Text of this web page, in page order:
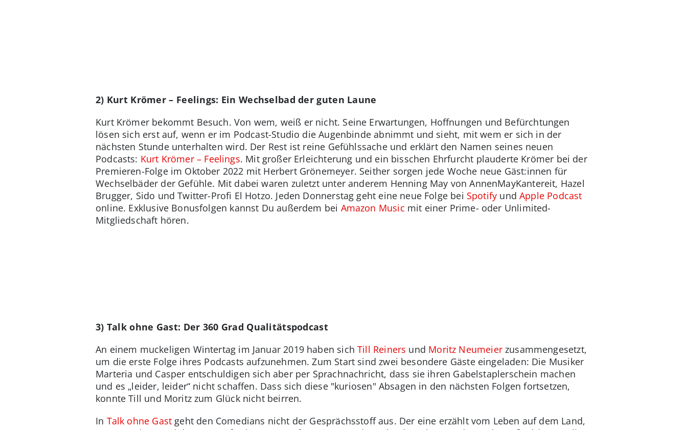
2) Kurt Krömer – Feelings: Ein Wechselbad der guten Laune
Kurt Krömer bekommt Besuch. Von wem, weiß er nicht. Seine Erwartungen, Hoffnungen und Befürchtungen
lösen sich erst auf, wenn er im Podcast-Studio die Augenbinde abnimmt und sieht, mit wem er sich in der
nächsten Stunde unterhalten wird. Der Rest ist reine Gefühlssache und erklärt den Namen seines neuen
Podcasts: Kurt Krömer – Feelings. Mit großer Erleichterung und ein bisschen Ehrfurcht plauderte Krömer bei der
Premieren-Folge im Oktober 2022 mit Herbert Grönemeyer. Seither sorgen jede Woche neue Gäst:innen für
Wechselbäder der Gefühle. Mit dabei waren zuletzt unter anderem Henning May von AnnenMayKantereit, Hazel
Brugger, Sido und Twitter-Profi El Hotzo. Jeden Donnerstag geht eine neue Folge bei Spotify undApple Podcast
online. Exklusive Bonusfolgen kannst Du außerdem bei Amazon Music mit einer Prime- oder Unlimited-
Mitgliedschaft hören.
3) Talk ohne Gast: Der 360 Grad Qualitätspodcast
An einem muckeligen Wintertag im Januar 2019 haben sichTill Reiners und Moritz Neumeierzusammengesetzt,
um die erste Folge ihres Podcasts aufzunehmen. Zum Start sind zwei besondere Gäste eingeladen: Die Musiker
Marteria und Casper entschuldigen sich aber per Sprachnachricht, dass sie ihren Gabelstaplerschein machen
und es „leider, leider“ nicht schaffen. Dass sich diese "kuriosen" Absagen in den nächsten Folgen fortsetzen,
konnte Till und Moritz zum Glück nicht beirren.
In Talk ohne Gast geht den Comedians nicht der Gesprächsstoff aus. Der eine erzählt vom Leben auf dem Land,